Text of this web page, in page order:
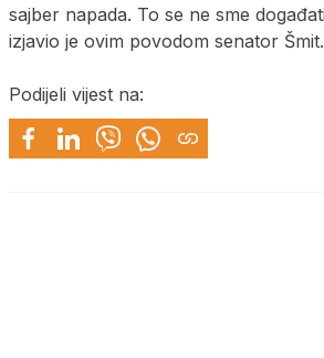
sajber napada. To se ne sme
izjavio je ovim povodom senator Šmit.
Podijeli vijest na: